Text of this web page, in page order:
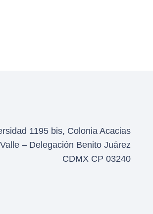
1195 bis, Colonia Acacias
– Delegación Benito Juárez
CDMX CP 03240